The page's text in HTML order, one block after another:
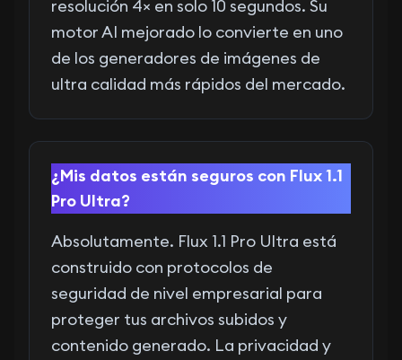
resolución 4× en solo 10 segundos. Su
motor AI mejorado lo convierte en uno
de los generadores de imágenes de
ultra calidad más rápidos del mercado.
¿Mis datos están seguros con Flux 1.1
Pro Ultra?
Absolutamente. Flux 1.1 Pro Ultra está
construido con protocolos de
seguridad de nivel empresarial para
proteger tus archivos subidos y
contenido generado. La privacidad y